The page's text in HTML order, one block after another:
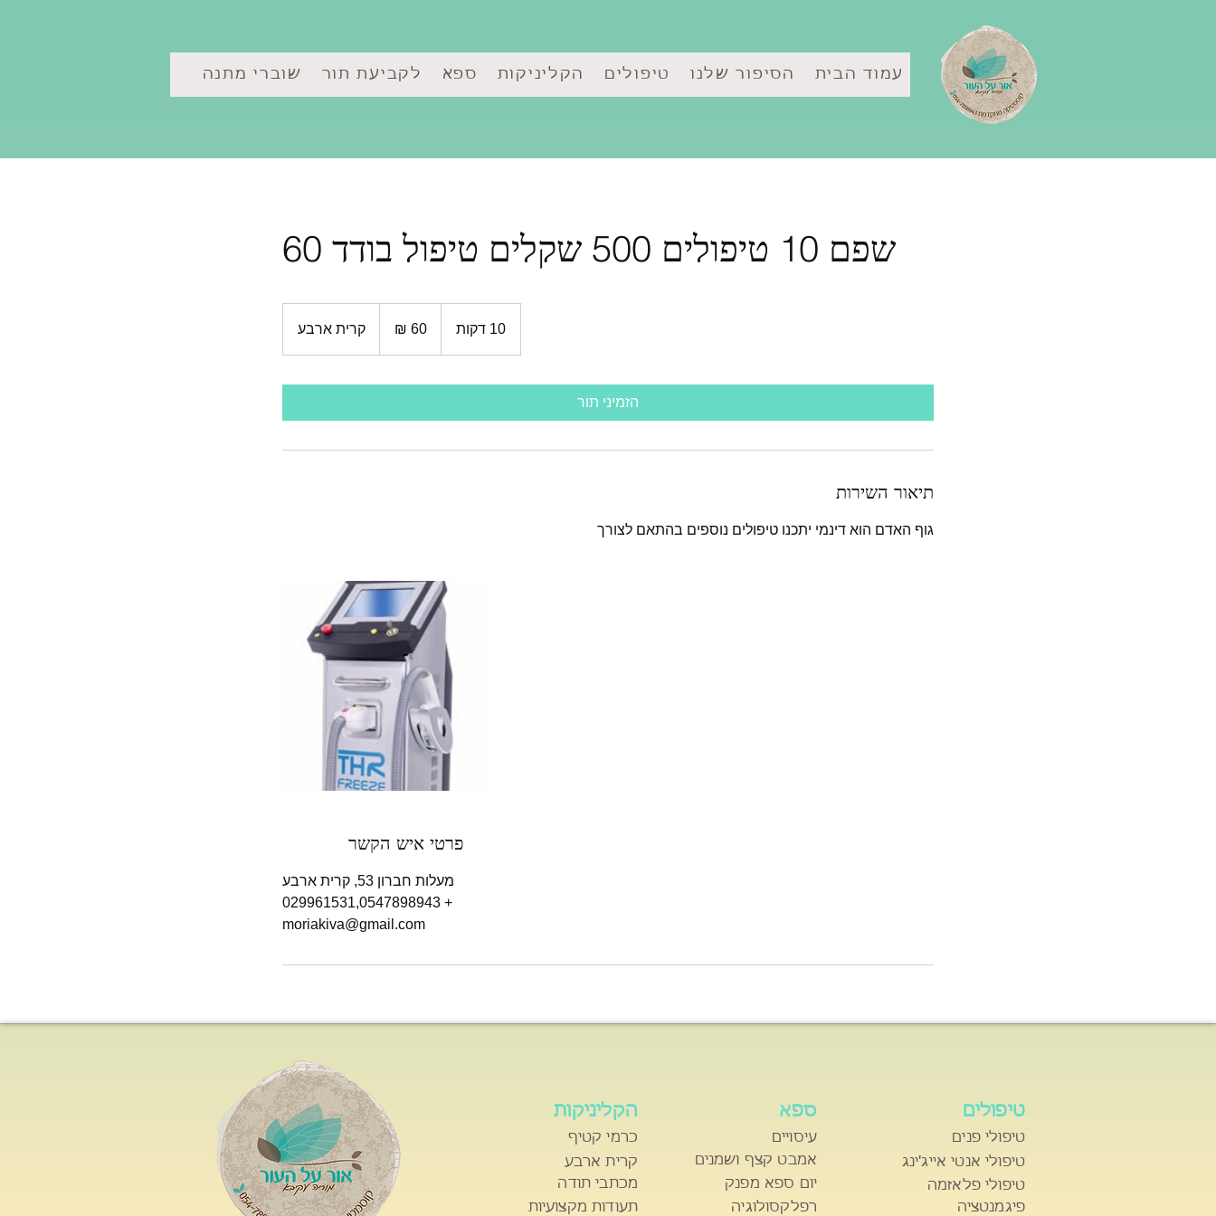
עמוד הבית הסיפור שלנו טיפולים הקליניקות ספא לקביעת תור שוברי מתנה
שפם 10 טיפולים 500 שקלים טיפול בודד 60
10 דקות
חדשים
קרית ארבע
הזמיני תור
תיאור השירות
גוף האדם הוא דינמי יתכנו טיפולים נוספים בהתאם לצורך
פרטי איש הקשר
מעלות חברון 53, קרית ארבע
+ 029961531,0547898943
moriakiva@gmail.com
הקליניקות
כרמי קטיף
קרית ארבע
מכתבי תודה
תעודות מקצועיות
ספא
עיסויים
אמבט קצף ושמנים
יום ספא מפנק
רפלקסולוגיה
טיפולים
טיפולי פנים
טיפולי אנטי אייג'ינג
טיפולי פלאזמה
פיגמנטציה